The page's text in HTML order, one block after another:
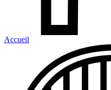
Accueil